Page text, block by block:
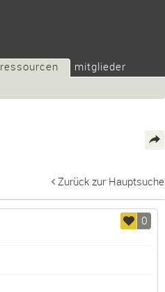
ressourcen
mitglieder
Zurück zur Hauptsuche
0